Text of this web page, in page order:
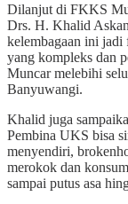
Dilanjut di FKKS
Drs. H. Khalid
kelembagaan ini jadi
yang kompleks dan
Muncar melebihi
Banyuwangi.
Khalid juga
Pembina UKS bisa
menyendiri,
merokok dan
sampai putus asa